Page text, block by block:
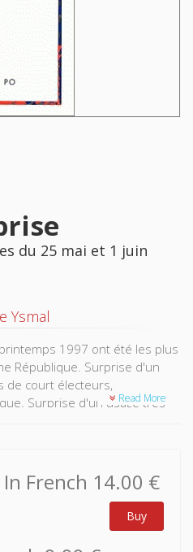
du 25 mai et 1 juin
Ysmal
1997 ont été les plus
République. Surprise d'un
de court électeurs,
Surprise d'un usage très
Surprise de citoyens peu
ayant en tête des
inégalités, éducation,
auspices sous lesquels
le « fer électoral »
Read More
In French 14.00 €
Buy